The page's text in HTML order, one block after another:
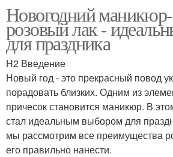
Новогодний
розовый лак -
для праздника
H2 Введение
Новый год - это прекрасный повод
порадовать близких. Одним из
причесок становится маникюр. В
стал идеальным выбором для
мы рассмотрим все преимущества
его правильно нанести.